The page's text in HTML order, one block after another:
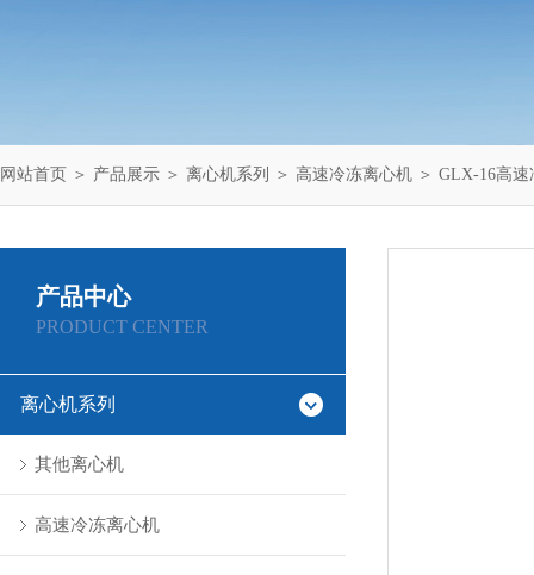
网站首页 ＞ 产品展示 ＞ 离心机系列 ＞ 高速冷冻离心机 ＞ GLX-16高
产品中心
PRODUCT CENTER
离心机系列
其他离心机
高速冷冻离心机